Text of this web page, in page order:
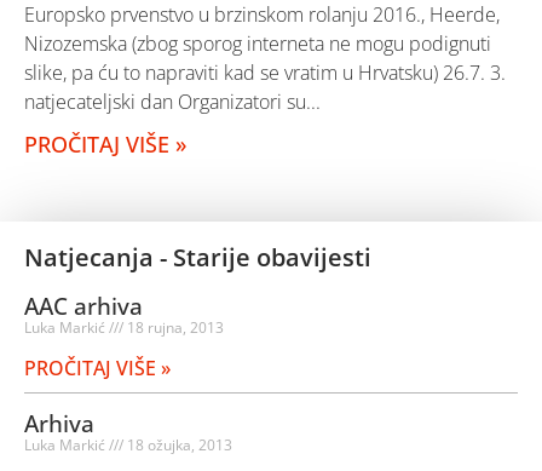
Europsko prvenstvo u brzinskom rolanju 2016., Heerde,
Nizozemska (zbog sporog interneta ne mogu podignuti
slike, pa ću to napraviti kad se vratim u Hrvatsku) 26.7. 3.
natjecateljski dan Organizatori su
PROČITAJ VIŠE »
Natjecanja - Starije obavijesti
AAC arhiva
Luka Markić 18 rujna, 2013
PROČITAJ VIŠE »
Arhiva
Luka Markić 18 ožujka, 2013